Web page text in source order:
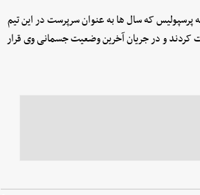
پرسپولیس که سال ها به عنوان سرپرست در این تیم
کردند و در جریان آخرین وضعیت جسمانی وی قرار